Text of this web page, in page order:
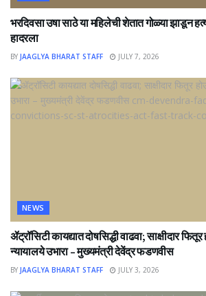
भरदिवसा उषा साठे या महिलेची शेतात गोळ्या झाडून
हादरला
BY JAAGLYA BHARAT STAFF JULY 7, 2026
NEWS
ॲट्रॉसिटी कायद्यात दोषसिद्धी वाढवा; साक्षीदार
न्यायालये उभारा – मुख्यमंत्री देवेंद्र फडणवीस
BY JAAGLYA BHARAT STAFF JULY 3, 2026